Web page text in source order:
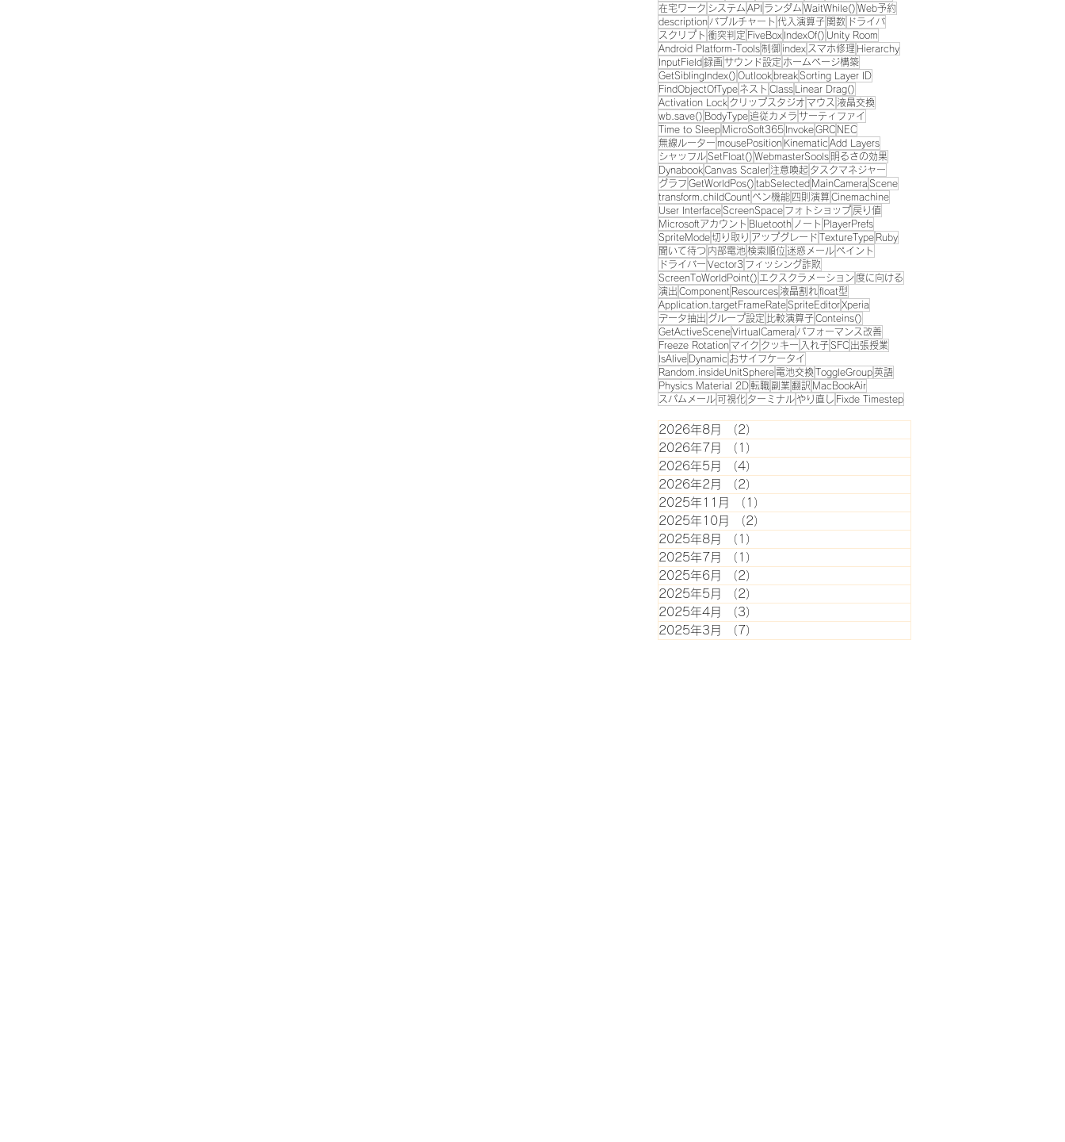
在宅ワーク システム API ランダム WaitWhile() Web予約
description バブルチャート 代入演算子 関数 ドライバ
スクリプト 衝突判定 FiveBox IndexOf() Unity Room
Android Platform-Tools制御 index スマホ修理 Hierarchy
InputField 録画 サウンド設定 ホームページ構築
GetSiblingIndex() Outlook breakSorting Layer ID
FindObjectOfType ネスト Class Linear Drag()
Activation Lock クリップスタジオ マウス 液晶交換
wb.save() BodyType追従カメラ サーティファイ
Time to Sleep MicroSoft365 InvokeGRC NEC
無線ルーター mousePosition Kinematic Add Layers
シャッフルSetFloat() WebmasterSools 明るさの効果
DynabookCanvas Scaler 注意喚起 タスクマネジャー
グラフ GetWorldPos() tabSelected MainCamera Scene
transform.childCount ペン機能 四則演算 Cinemachine
User InterfaceScreenSpace フォトショップ 戻り値
Microsoftアカウント Bluetooth ノート PlayerPrefs
SpriteMode切り取り アップグレード TextureType Ruby
聞いて待つ 内部電池 検索順位 迷惑メール ペイント
ドライバー Vector3 フィッシング詐欺
ScreenToWorldPoint() エクスクラメーション 度に向ける
演出 Component Resources 液晶割れ float型
Application.targetFrameRateSpriteEditorXperia
データ抽出 グループ設定 比較演算子Conteins()
GetActiveSceneVirtualCamera パフォーマンス改善
Freeze Rotationマイク クッキー 入れ子SFC 出張授業
IsAlive Dynamic おサイフケータイ
Random.insideUnitSphere 電池交換ToggleGroup英語
Physics Material 2D転職副業 翻訳 MacBookAir
スパムメール可視化 ターミナルやり直し Fixde Timestep
2026年8月 （2）
2026年7月
（1）
2026年5月
（4）
2026年2月
（2）
2025年11月
（1）
2025年10月
（2）
2025年8月
（1）
2025年7月
（1）
2025年6月
（2）
2025年5月
（2）
2025年4月
（3）
2025年3月
（7）